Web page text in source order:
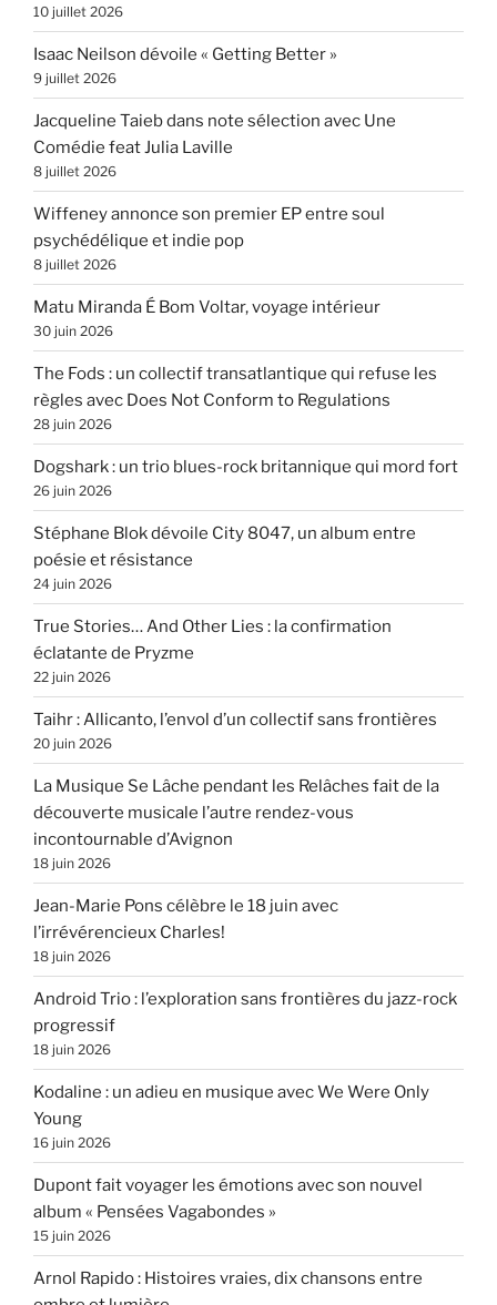
10 juillet 2026
Isaac Neilson dévoile « Getting Better »
9 juillet 2026
Jacqueline Taieb dans note sélection avec Une
Comédie feat Julia Laville
8 juillet 2026
Wiffeney annonce son premier EP entre soul
psychédélique et indie pop
8 juillet 2026
Matu Miranda É Bom Voltar, voyage intérieur
30 juin 2026
The Fods : un collectif transatlantique qui refuse les
règles avec Does Not Conform to Regulations
28 juin 2026
Dogshark : un trio blues-rock britannique qui mord fort
26 juin 2026
Stéphane Blok dévoile City 8047, un album entre
poésie et résistance
24 juin 2026
True Stories… And Other Lies : la confirmation
éclatante de Pryzme
22 juin 2026
Taihr : Allicanto, l’envol d’un collectif sans frontières
20 juin 2026
La Musique Se Lâche pendant les Relâches fait de la
découverte musicale l’autre rendez-vous
incontournable d’Avignon
18 juin 2026
Jean-Marie Pons célèbre le 18 juin avec
l’irrévérencieux Charles!
18 juin 2026
Android Trio : l’exploration sans frontières du jazz-rock
progressif
18 juin 2026
Kodaline : un adieu en musique avec We Were Only
Young
16 juin 2026
Dupont fait voyager les émotions avec son nouvel
album « Pensées Vagabondes »
15 juin 2026
Arnol Rapido : Histoires vraies, dix chansons entre